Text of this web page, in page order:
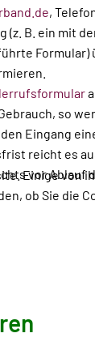
,
B. ein mit
so
Eingang
reicht es
vor Ablauf
Einige von
ob Sie die